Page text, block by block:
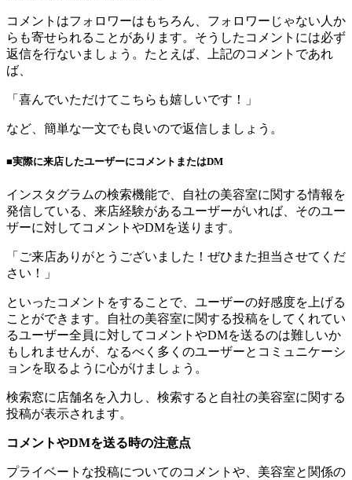
コメントはフォロワーはもちろん、フォロワーじゃない人か
らも寄せられることがあります。そうしたコメントには必ず
返信を行ないましょう。たとえば、上記のコメントであれ
ば、
「喜んでいただけてこちらも嬉しいです！」
など、簡単な一文でも良いので返信しましょう。
■実際に来店したユーザーにコメントまたはDM
インスタグラムの検索機能で、自社の美容室に関する情報を
発信している、来店経験があるユーザーがいれば、そのユー
ザーに対してコメントやDMを送ります。
「ご来店ありがとうございました！ぜひまた担当させてくだ
さい！」
といったコメントをすることで、ユーザーの好感度を上げる
ことができます。自社の美容室に関する投稿をしてくれてい
るユーザー全員に対してコメントやDMを送るのは難しいか
もしれませんが、なるべく多くのユーザーとコミュニケーシ
ョンを取るように心がけましょう。
検索窓に店舗名を入力し、検索すると自社の美容室に関する
投稿が表示されます。
コメントやDMを送る時の注意点
プライベートな投稿についてのコメントや、美容室と関係の